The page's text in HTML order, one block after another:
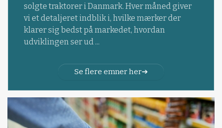
solgte traktorer i Danmark. Hver måned giver
vi et detaljeret indblik i, hvilke mærker der
klarer sig bedst på markedet, hvordan
udviklingen ser ud ...
Se flere emner her